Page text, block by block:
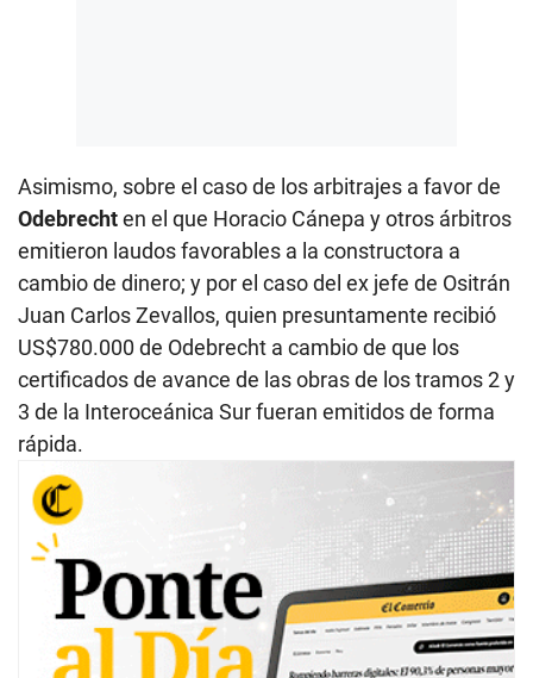
Asimismo, sobre el caso de los arbitrajes a favor de
Odebrechten el que Horacio Cánepa y otros árbitros
emitieron laudos favorables a la constructora a
cambio de dinero; y por el caso del ex jefe de Ositrán
Juan Carlos Zevallos, quien presuntamente recibió
US$780.000 de Odebrecht a cambio de que los
certificados de avance de las obras de los tramos 2 y
3 de la Interoceánica Sur fueran emitidos de forma
rápida.